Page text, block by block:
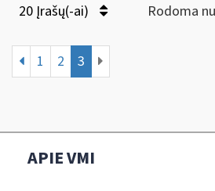
20 Įrašų(-ai) Rodoma
1 2 3
APIE VMI